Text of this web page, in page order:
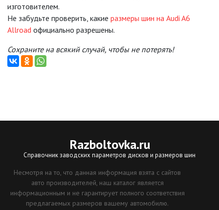
изготовителем.
Не забудьте проверить, какие размеры шин на Audi A6
Allroad официально разрешены.
Сохраните на всякий случай, чтобы не потерять!
Razboltovka.ru
Справочник заводских параметров дисков и размеров шин
Несмотря на то, что данная информация взята с сайтов
авто производителей, наш каталог является
информационным и не гарантирует полного соответствия
предлагаемых размеров вашему автомобилю.